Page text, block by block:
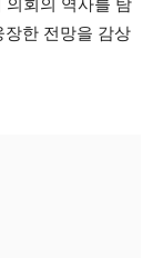
장한 전망을 감상